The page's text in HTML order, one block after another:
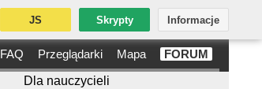
FAQ Przeglądarki Mapa FORUM
JS Skrypty Informacje
Dla nauczycieli